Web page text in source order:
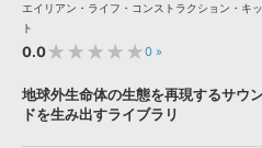
プラグイン・エフェクト »
サンプルパック »
キャンペーン »
特集 »
VIENNA
EZ DRUMMER 3
サンプルパックを試そう
ボ
カテゴリ
エイリアン・ライフ・コンストラクション・キッ
ト
0.0★★★★★0 »
地球外生命体の生態を再現するサウ
ドを生み出すライブラリ